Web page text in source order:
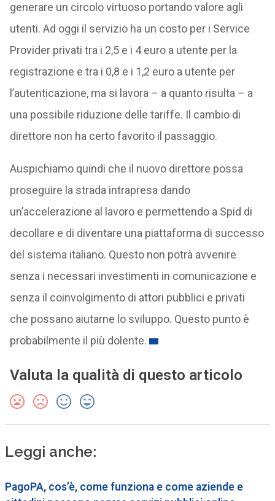
generare un circolo virtuoso portando valore agli
utenti. Ad oggi il servizio ha un costo per i Service
Provider privati tra i 2,5 e i 4 euro a utente per la
registrazione e tra i 0,8 e i 1,2 euro a utente per
l’autenticazione, ma si lavora – a quanto risulta – a
una possibile riduzione delle tariffe. Il cambio di
direttore non ha certo favorito il passaggio.
Auspichiamo quindi che il nuovo direttore possa
proseguire la strada intrapresa dando
un’accelerazione al lavoro e permettendo a Spid di
decollare e di diventare una piattaforma di successo
del sistema italiano. Questo non potrà avvenire
senza i necessari investimenti in comunicazione e
senza il coinvolgimento di attori pubblici e privati
che possano aiutarne lo sviluppo. Questo punto è
probabilmente il più dolente.
Valuta la qualità di questo articolo
Leggi anche:
PagoPA, cos’è, come funziona e come aziende e